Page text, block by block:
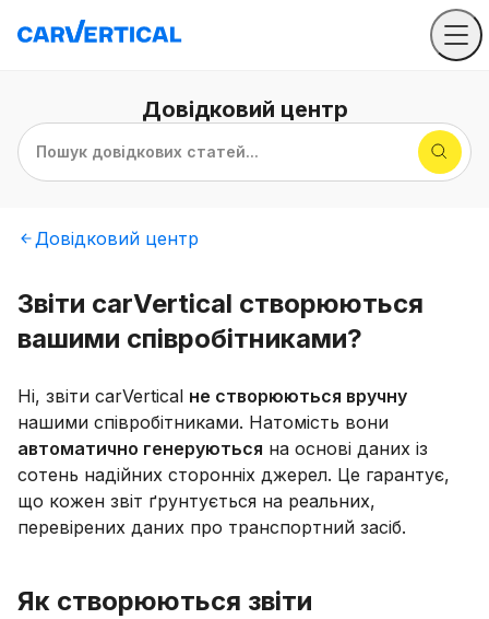
Довідковий центр
Пошук довідкових статей...
Довідковий центр
Звіти carVertical створюються
вашими співробітниками?
Ні, звіти carVertical не створюються вручну
нашими співробітниками. Натомість вони
автоматично генеруються на основі даних із
сотень надійних сторонніх джерел. Це гарантує,
що кожен звіт ґрунтується на реальних,
перевірених даних про транспортний засіб.
Як створюються звіти